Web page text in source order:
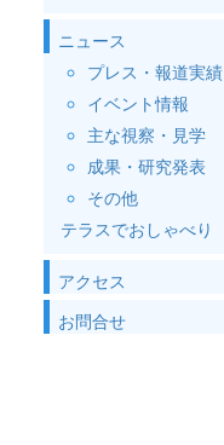
ニュース
プレス・報道実績
イベント情報
主な視察・見学
成果・研究発表
その他
テラスでおしゃべり
アクセス
お問合せ